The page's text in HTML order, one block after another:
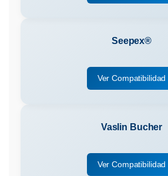
Seepex®
Ver Compatibilidad
Vaslin Bucher
Ver Compatibilidad